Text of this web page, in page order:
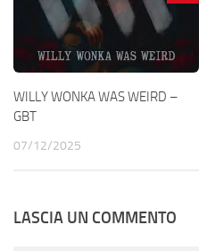
WILLY WONKA WAS WEIRD –
GBT
07/12/2025
LASCIA UN COMMENTO